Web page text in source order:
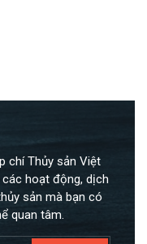
chí Thủy sản Việt
hoạt động, dịch
sản mà bạn có
quan tâm.